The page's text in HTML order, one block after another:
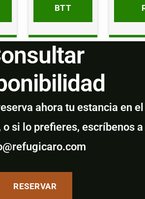
BTT
ahora tu estancia en el
o si lo prefieres, escríbenos a
RESERVAR